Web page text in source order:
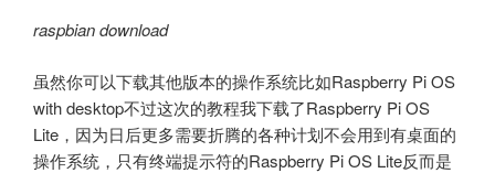
raspbian download
虽然你可以下载其他版本的操作系统比如Raspberry Pi OS
with desktop不过这次的教程我下载了Raspberry Pi OS
Lite，因为日后更多需要折腾的各种计划不会用到有桌面的
操作系统，只有终端提示符的Raspberry Pi OS Lite反而是